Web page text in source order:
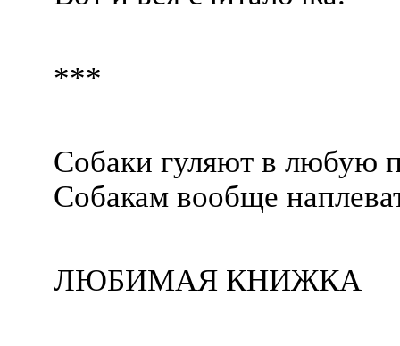
***
Собаки гуляют в любую
Собакам вообще
ЛЮБИМАЯ КНИЖКА